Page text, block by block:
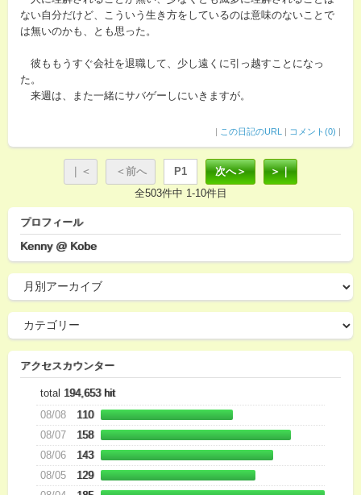
ない自分だけど、こういう生き方をしているのは意味のないことで
は無いのかも、とも思った。
彼ももうすぐ会社を退職して、少し遠くに引っ越すことになっ
た。
来週は、また一緒にサバゲーしにいきますが。
| この日記のURL | コメント(0) |
｜＜ ＜前へ P1 次へ＞
＞｜
全503件中 1-10件目
プロフィール
Kenny @ Kobe
アクセスカウンター
total 194,653 hit
08/08
110
08/07
158
08/06
143
08/05
129